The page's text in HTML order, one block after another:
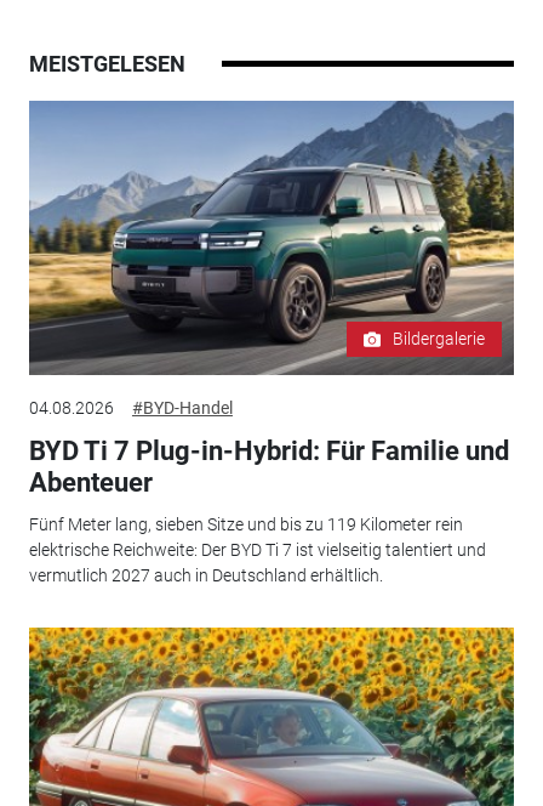
MEISTGELESEN
Bildergalerie
04.08.2026 #BYD-Handel
BYD Ti 7 Plug-in-Hybrid: Für Familie und
Abenteuer
Fünf Meter lang, sieben Sitze und bis zu 119 Kilometer rein
elektrische Reichweite: Der BYD Ti 7 ist vielseitig talentiert und
vermutlich 2027 auch in Deutschland erhältlich.